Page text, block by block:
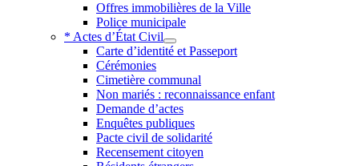
Offres immobilières de la Ville
Police municipale
* Actes d’État Civil
Carte d’identité et Passeport
Cérémonies
Cimetière communal
Non mariés : reconnaissance enfant
Demande d’actes
Enquêtes publiques
Pacte civil de solidarité
Recensement citoyen